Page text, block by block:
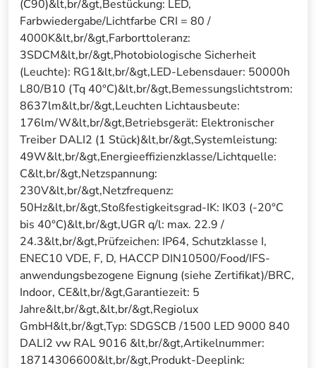
(C90)&lt,br/&gt,Bestückung: LED,
Farbwiedergabe/Lichtfarbe CRI = 80 /
4000K&lt,br/&gt,Farborttoleranz:
3SDCM&lt,br/&gt,Photobiologische Sicherheit
(Leuchte): RG1&lt,br/&gt,LED-Lebensdauer: 50000h
L80/B10 (Tq 40°C)&lt,br/&gt,Bemessungslichtstrom:
8637lm&lt,br/&gt,Leuchten Lichtausbeute:
176lm/W&lt,br/&gt,Betriebsgerät: Elektronischer
Treiber DALI2 (1 Stück)&lt,br/&gt,Systemleistung:
49W&lt,br/&gt,Energieeffizienzklasse/Lichtquelle:
C&lt,br/&gt,Netzspannung:
230V&lt,br/&gt,Netzfrequenz:
50Hz&lt,br/&gt,Stoßfestigkeitsgrad-IK: IK03 (-20°C
bis 40°C)&lt,br/&gt,UGR q/l: max. 22.9 /
24.3&lt,br/&gt,Prüfzeichen: IP64, Schutzklasse I,
ENEC10 VDE, F, D, HACCP DIN10500/Food/IFS-
anwendungsbezogene Eignung (siehe Zertifikat)/BRC,
Indoor, CE&lt,br/&gt,Garantiezeit: 5
Jahre&lt,br/&gt,&lt,br/&gt,Regiolux
GmbH&lt,br/&gt,Typ: SDGSCB /1500 LED 9000 840
DALI2 vw RAL 9016 &lt,br/&gt,Artikelnummer:
18714306600&lt,br/&gt,Produkt-Deeplink: